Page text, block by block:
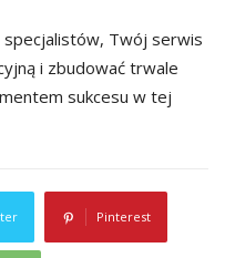
Twój serwis
i zbudować trwale
sukcesu w tej
Pinterest